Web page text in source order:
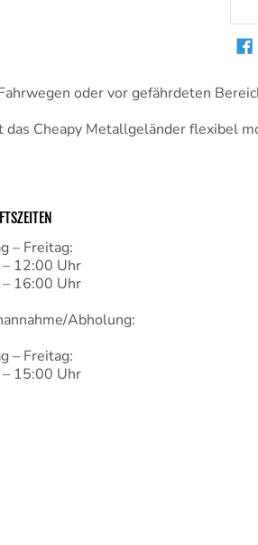
oder vor gefährdeten
Cheapy Metallgeländer flexibel
– Freitag:
12:00 Uhr
16:00 Uhr
Abholung:
– Freitag:
15:00 Uhr